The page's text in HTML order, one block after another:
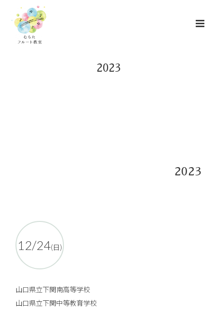
2023
2023
12/24(日)
山口県立下関南高等学校
山口県立下関中等教育学校